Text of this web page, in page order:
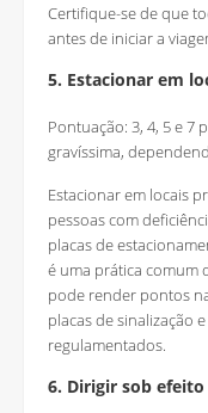
Certifique-se de que
antes de iniciar a
5. Estacionar em
Pontuação: 3, 4, 5 e 7
gravíssima,
Estacionar em locais
pessoas com
placas de
é uma prática comum
pode render pontos
placas de sinalização
regulamentados.
6. Dirigir sob